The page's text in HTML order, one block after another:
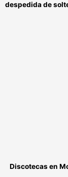
despedida de
Discotecas en